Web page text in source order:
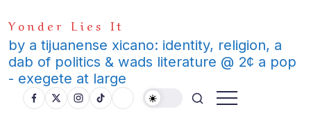
to
content
Yonder Lies It
by a tijuanense xicano: identity, religion, a
dab of politics & wads literature @ 2¢ a pop
- exegete at large